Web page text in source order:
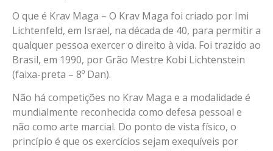
O que é Krav Maga – O Krav Maga foi criado por Imi
Lichtenfeld, em Israel, na década de 40, para permitir a
qualquer pessoa exercer o direito à vida. Foi trazido ao
Brasil, em 1990, por Grão Mestre Kobi Lichtenstein
(faixa-preta – 8º Dan).
Não há competições no Krav Maga e a modalidade é
mundialmente reconhecida como defesa pessoal e
não como arte marcial. Do ponto de vista físico, o
princípio é que os exercícios sejam exequíveis por